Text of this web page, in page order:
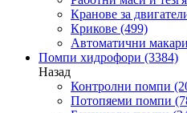
Кранове за
Крикове (499)
Автоматични макари
Помпи хидрофори (3384)
Назад
Контролни помпи
Потопяеми помпи